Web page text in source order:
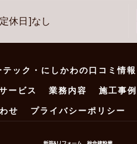
休日]なし
ック・にしかわの口コミ情報
ービス 業務内容 施工事例
せ
プライバシーポリシー